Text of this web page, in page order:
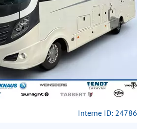
Interne ID: 24786